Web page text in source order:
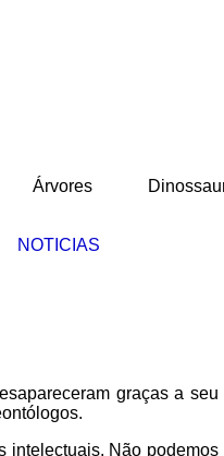
Árvores
NOTICIAS
graças a seu
intelectuais. Não podemos